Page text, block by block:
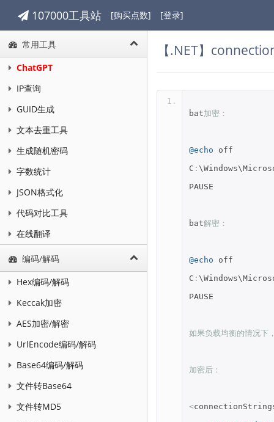
107000工具站 [登录]
[购买点数]
常用工具
ChatGPT
IP查询
GUID生成
文本去重工具
生成随机密码
字数统计
JSON格式化
代码对比工具
在线翻译
编码/解码
Hex编码/解码
Keccak加密
AES加密/解密
UrlEncode编码/解码
Base64编码/解码
文件转Base64
文件转MD5
【.NET】
bat加密：
@echo off
C :
PAUSE
bat解密：
@echo off
C :
PAUSE
如果负载均衡的情况下
加密后：
<